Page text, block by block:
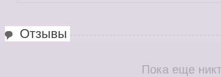
Отзывы
Пока еще